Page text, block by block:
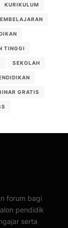
KURIKULUM
TINGGI
SEKOLAH
GRATIS
forum bagi
pendidik
serta